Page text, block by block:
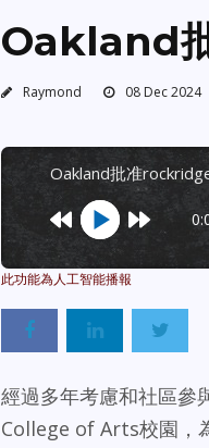
Oakland
Raymond 08 Dec 2024
oakland批准
經過多年考慮和社區
College of Arts校園，